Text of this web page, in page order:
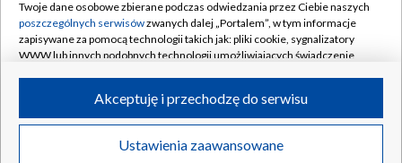
Transmisje Wideo
TVP
Abonament TVP
Sklep TVP
Biuro Reklamy
Regulamin TVP
Polityka prywatności
Moje zgody
Twoje dane osobowe zbierane podczas odwiedzania przez Ciebie naszych
poszczególnych serwisówzwanych dalej „Portalem”, w tym informacje
zapisywane za pomocą technologii takich jak: pliki cookie, sygnalizatory
WWW lub innych podobnych technologii umożliwiających świadczenie
ruchu w Internecie.
Twoje dane osobowe zbierane podczas odwiedzania przez Ciebie
poszczególnych serwisówna Portalu, takie jak adresy IP, identyfikatory
Ustawienia zaawansowane
Akceptuję i przechodzę do serwisu